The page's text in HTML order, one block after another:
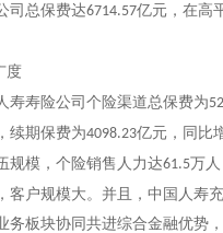
司总保费达6714.57亿元，在高
度
寿寿险公司个险渠道总保费为
续期保费为4098.23亿元，同比
规模，个险销售人力达61.5万
客户规模大。并且，中国人寿
务板块协同共进综合金融优势